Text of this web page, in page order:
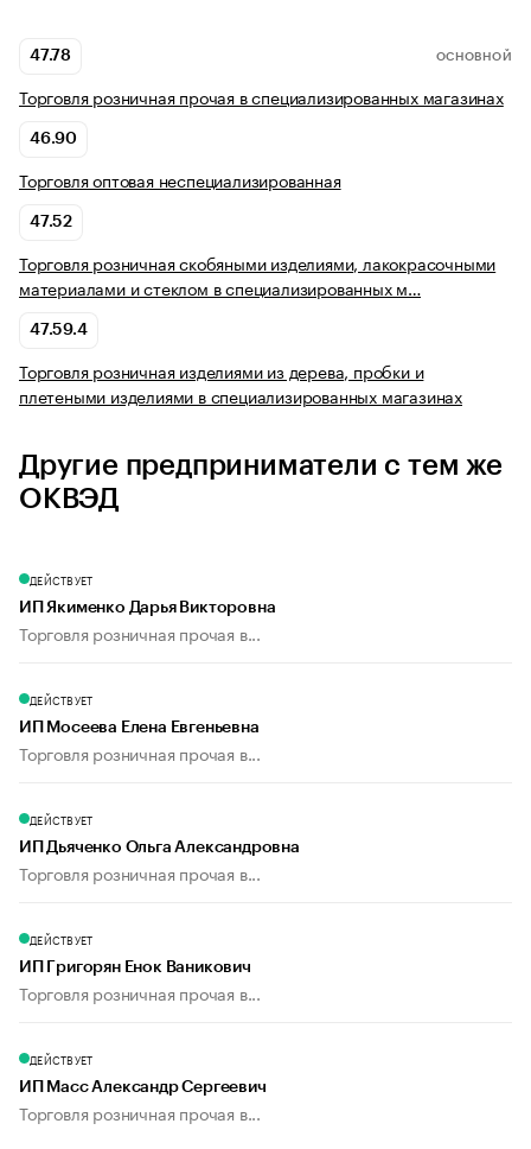
47.78 ОСНОВНОЙ
Торговля розничная прочая в специализированных магазинах
46.90
Торговля оптовая неспециализированная
47.52
Торговля розничная скобяными изделиями, лакокрасочными
материалами и стеклом в специализированных м…
47.59.4
Торговля розничная изделиями из дерева, пробки и
плетеными изделиями в специализированных магазинах
Другие предприниматели с тем же
ОКВЭД
ДЕЙСТВУЕТ
ИП Якименко Дарья Викторовна
Торговля розничная прочая в...
ДЕЙСТВУЕТ
ИП Мосеева Елена Евгеньевна
Торговля розничная прочая в...
ДЕЙСТВУЕТ
ИП Дьяченко Ольга Александровна
Торговля розничная прочая в...
ДЕЙСТВУЕТ
ИП Григорян Енок Ваникович
Торговля розничная прочая в...
ДЕЙСТВУЕТ
ИП Масс Александр Сергеевич
Торговля розничная прочая в...